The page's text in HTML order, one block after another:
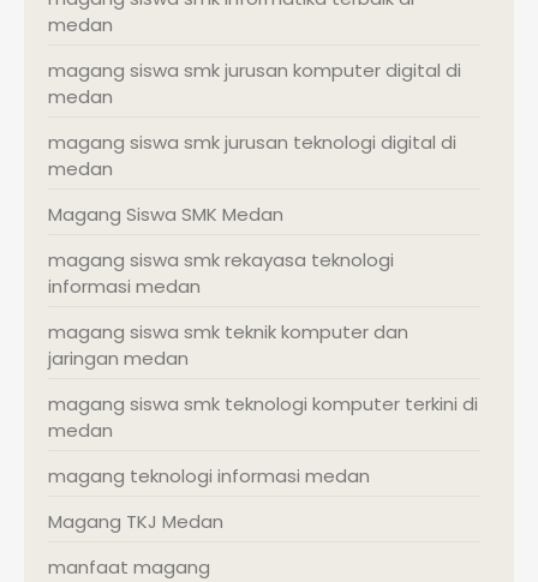
medan
magang siswa smk jurusan komputer digital di
medan
magang siswa smk jurusan teknologi digital di
medan
Magang Siswa SMK Medan
magang siswa smk rekayasa teknologi
informasi medan
magang siswa smk teknik komputer dan
jaringan medan
magang siswa smk teknologi komputer terkini di
medan
magang teknologi informasi medan
Magang TKJ Medan
manfaat magang